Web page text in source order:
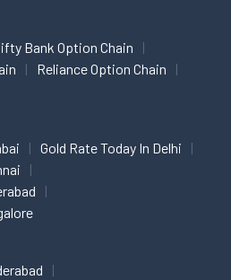
Bank Option Chain
Reliance Option Chain
Gold Rate Today In Delhi